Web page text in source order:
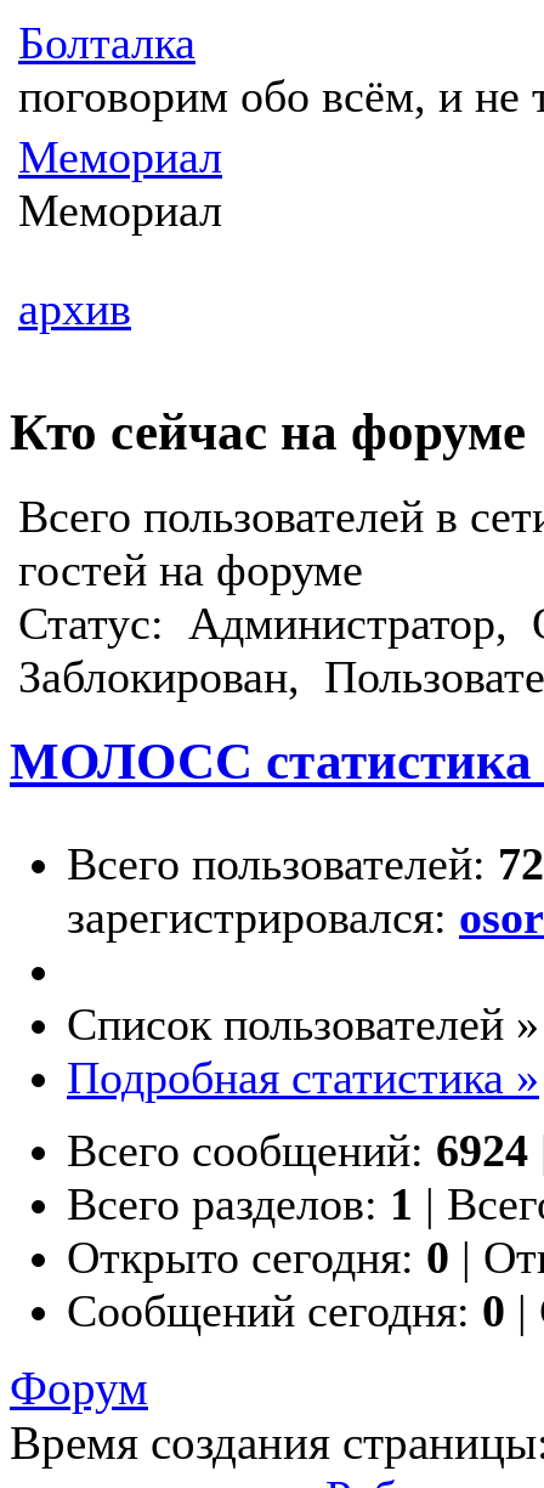
Болталка
поговорим обо всём, и не
Мемориал
Мемориал
архив
Кто сейчас на форуме
Всего пользователей в
гостей на форуме
Статус: Администратор,
Заблокирован,
МОЛОСС статистика
Всего пользователей:
зарегистрировался:
Список пользователей »
Подробная статистика »
Всего сообщений: 6924
Всего разделов: 1 |
Открыто сегодня: 0 |
Сообщений сегодня: 0 |
Форум
Время создания